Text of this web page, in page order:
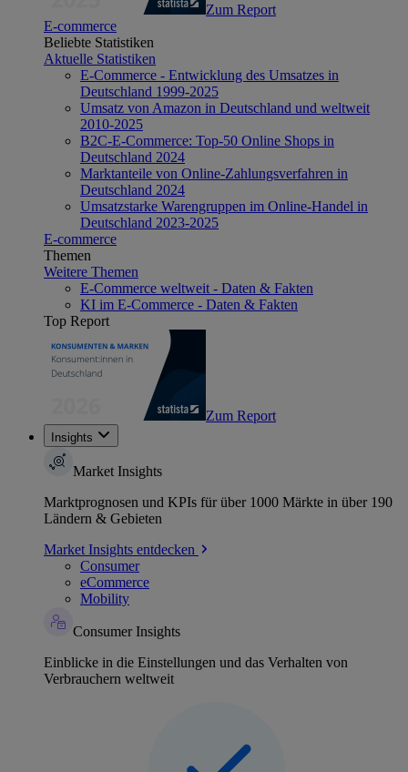
Zum Report
E-commerce
Beliebte Statistiken
Aktuelle Statistiken
E-Commerce - Entwicklung des Umsatzes in
Deutschland 1999-2025
Umsatz von Amazon in Deutschland und weltweit
2010-2025
B2C-E-Commerce: Top-50 Online Shops in
Deutschland 2024
Marktanteile von Online-Zahlungsverfahren in
Deutschland 2024
Umsatzstarke Warengruppen im Online-Handel in
Deutschland 2023-2025
E-commerce
Themen
Weitere Themen
E-Commerce weltweit - Daten & Fakten
KI im E-Commerce - Daten & Fakten
Top Report
Zum Report
Insights
Market Insights
Marktprognosen und KPIs für über 1000 Märkte in über 190
Ländern & Gebieten
Market Insights entdecken
Consumer
eCommerce
Mobility
Consumer Insights
Einblicke in die Einstellungen und das Verhalten von
Verbrauchern weltweit